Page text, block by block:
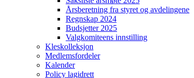
Årsberetning fra styret og avdelingene
Regnskap 2024
Budsjetter 2025
Valgkomiteens innstilling
Kleskolleksjon
Medlemsfordeler
Kalender
Policy lagidrett